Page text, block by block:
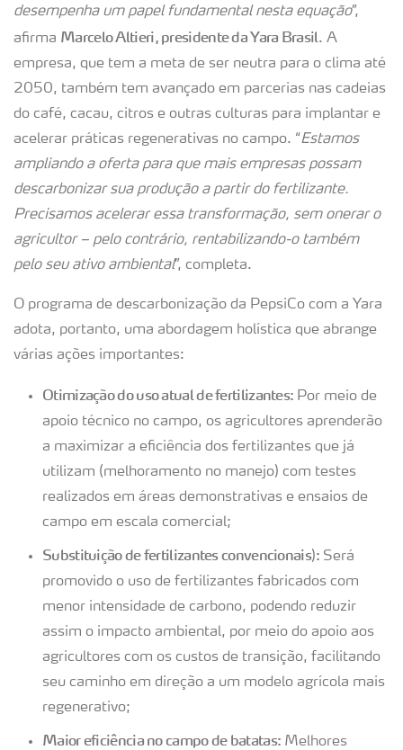
desempenha um papel fundamental nesta equação”,
afirma Marcelo Altieri, presidente da Yara Brasil. A
empresa, que tem a meta de ser neutra para o clima até
2050, também tem avançado em parcerias nas cadeias
do café, cacau, citros e outras culturas para implantar e
acelerar práticas regenerativas no campo. “Estamos
ampliando a oferta para que mais empresas possam
descarbonizar sua produção a partir do fertilizante.
Precisamos acelerar essa transformação, sem onerar o
agricultor – pelo contrário, rentabilizando-o também
pelo seu ativo ambiental”, completa.
O programa de descarbonização da PepsiCo com a Yara
adota, portanto, uma abordagem holística que abrange
várias ações importantes:
Otimização do uso atual de fertilizantes: Por meio de
apoio técnico no campo, os agricultores aprenderão
a maximizar a eficiência dos fertilizantes que já
utilizam (melhoramento no manejo) com testes
realizados em áreas demonstrativas e ensaios de
campo em escala comercial;
Substituição de fertilizantes convencionais): Será
promovido o uso de fertilizantes fabricados com
menor intensidade de carbono, podendo reduzir
assim o impacto ambiental, por meio do apoio aos
agricultores com os custos de transição, facilitando
seu caminho em direção a um modelo agrícola mais
regenerativo;
Maior eficiência no campo de batatas: Melhores